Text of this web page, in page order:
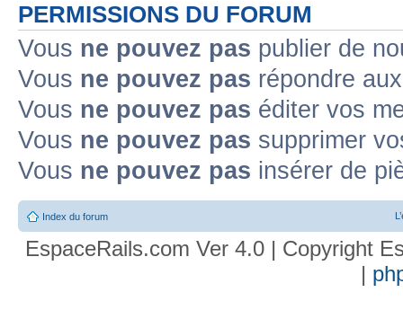
PERMISSIONS DU FORUM
Vous ne pouvez pas publier de
Vous ne pouvez pas répondre
Vous ne pouvez pas éditer vos
Vous ne pouvez pas supprimer
Vous ne pouvez pas insérer de
Index du forum
EspaceRails.com Ver 4.0 | Copyright
|